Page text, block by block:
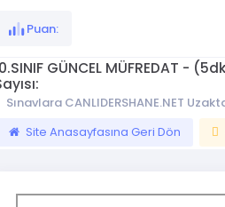
Puan:
GÜNCEL MÜFREDAT -
Sınavlara CANLIDERSHANE.NET
Site Anasayfasına Geri Dön